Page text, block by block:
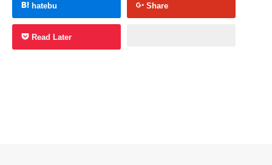
hatebu Share
Read Later